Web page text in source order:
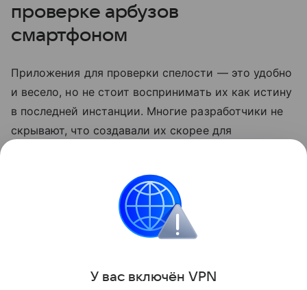
проверке арбузов
смартфоном
Приложения для проверки спелости — это удобно
и весело, но не стоит воспринимать их как истину
в последней инстанции. Многие разработчики не
скрывают, что создавали их скорее для
Лайфхаки
Поделиться
У вас включён VPN